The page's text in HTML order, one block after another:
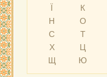
Ї
К
Н
О
С
Т
Х
Ц
Щ
Ю